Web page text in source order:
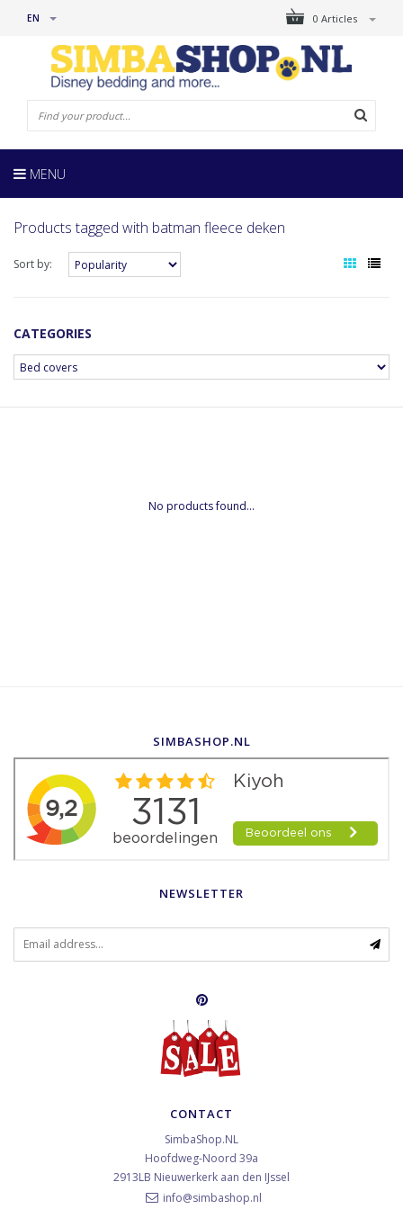
0 Articles
EN
MENU
Products tagged with batman fleece deken
Sort by:
CATEGORIES
No products found...
SIMBASHOP.NL
NEWSLETTER
CONTACT
SimbaShop.NL
Hoofdweg-Noord 39a
2913LB Nieuwerkerk aan den IJssel
info@simbashop.nl